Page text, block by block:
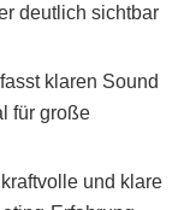
deutlich sichtbar
klaren Sound
für große
und klare